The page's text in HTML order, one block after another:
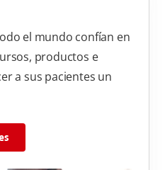
el mundo confían en
productos e
a sus pacientes un